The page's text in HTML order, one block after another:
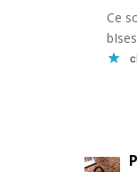
Ce
bIses